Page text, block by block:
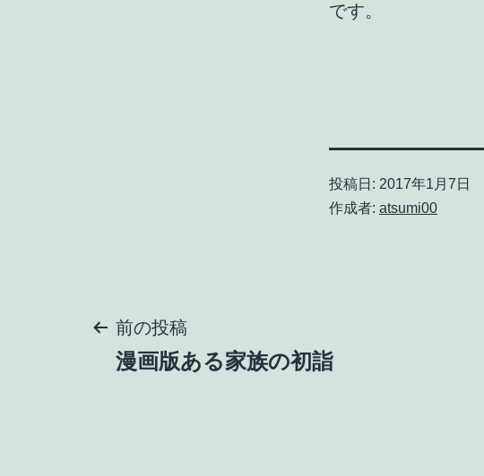
です。
投稿日: 2017年1月7日
作成者: atsumi00
投前の投稿
漫画版ある家族の初詣